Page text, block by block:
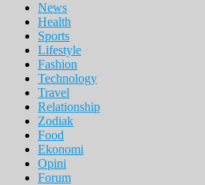
News
Health
Sports
Lifestyle
Fashion
Technology
Travel
Relationship
Zodiak
Food
Ekonomi
Opini
Forum